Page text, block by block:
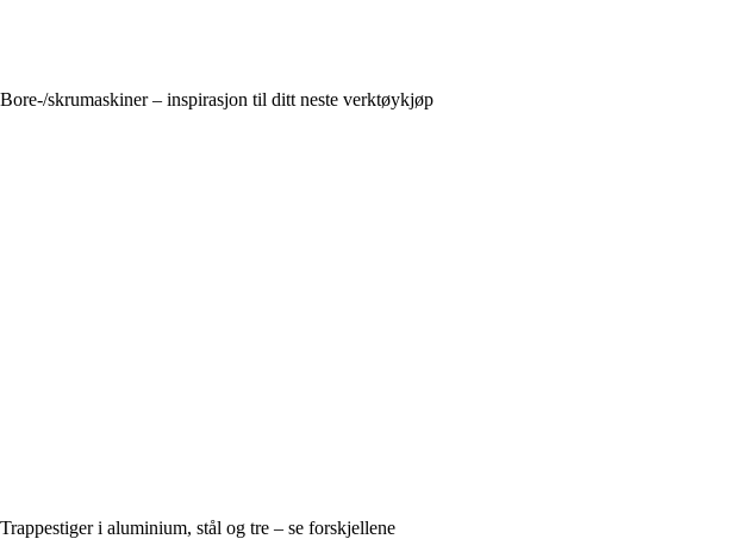
Bore-/skrumaskiner – inspirasjon til ditt neste verktøykjøp
Trappestiger i aluminium, stål og tre – se forskjellene